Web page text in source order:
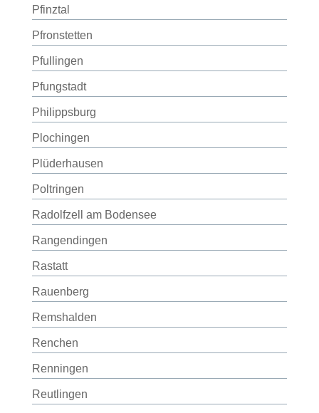
Pfinztal
Pfronstetten
Pfullingen
Pfungstadt
Philippsburg
Plochingen
Plüderhausen
Poltringen
Radolfzell am Bodensee
Rangendingen
Rastatt
Rauenberg
Remshalden
Renchen
Renningen
Reutlingen